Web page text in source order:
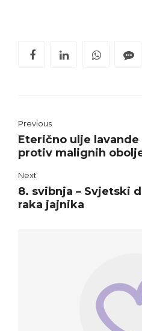
Previous
Eterično ulje
protiv malignih
Next
8. svibnja – Svjetski
raka jajnika